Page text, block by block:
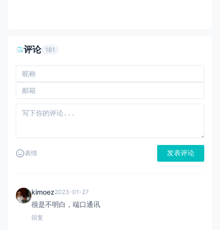
评论 181
表情 发表评论
kimoez2023-01-27
很是不明白，端口通讯
回复